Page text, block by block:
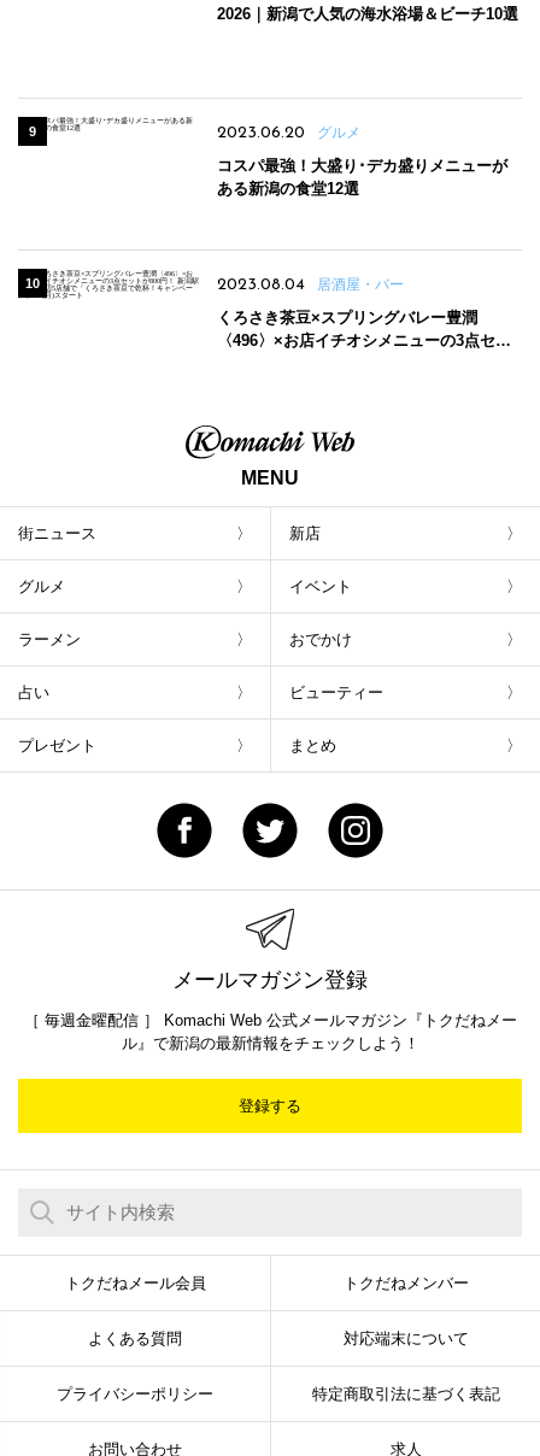
2026｜新潟で人気の海水浴場＆ビーチ10選
2023.06.20 グルメ
コスパ最強！大盛り･デカ盛りメニューが
ある新潟の食堂12選
2023.08.04 居酒屋・バー
くろさき茶豆×スプリングバレー豊潤
〈496〉×お店イチオシメニューの3点セッ
MENU
街ニュース 新店
グルメ イベント
ラーメン おでかけ
占い ビューティー
プレゼント まとめ
メールマガジン登録
［ 毎週金曜配信 ］ Komachi Web 公式メールマガジン『トクだねメー
ル』で新潟の最新情報をチェックしよう！
登録する
トクだねメール会員 トクだねメンバー
よくある質問 対応端末について
プライバシーポリシー 特定商取引法に基づく表記
お問い合わせ 求人